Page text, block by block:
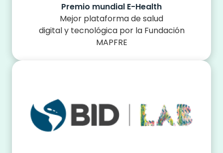
Premio mundial E-Health
Mejor plataforma de salud
digital y tecnológica por la Fundación
MAPFRE